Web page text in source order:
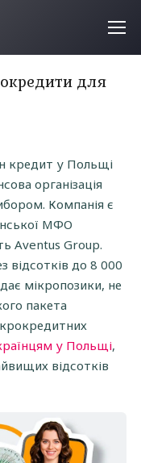
для
кредит у Польщі
організація
Компанія є
МФО
Aventus Group.
відсотків до 8 000
мікропозики, не
пакета
у Польщі,
відсотків